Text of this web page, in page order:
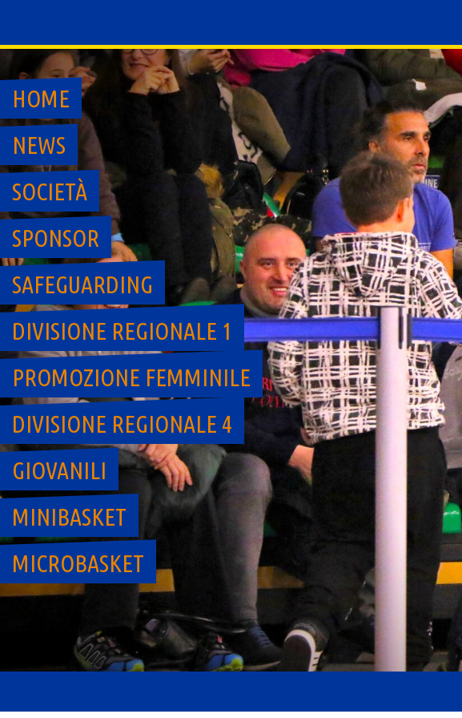
content
HOME
NEWS
SOCIETÀ
SPONSOR
SAFEGUARDING
DIVISIONE REGIONALE 1
PROMOZIONE FEMMINILE
DIVISIONE REGIONALE 4
GIOVANILI
MINIBASKET
MICROBASKET